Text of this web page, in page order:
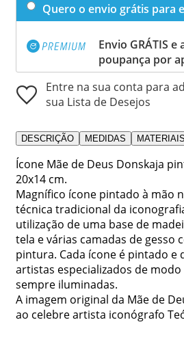
Quero o envio grátis para
Envio GRÁTIS e
poupança por
Entre na sua conta para
sua Lista de Desejos
DESCRIÇÃO MEDIDAS MATERIAIS
Ícone Mãe de Deus Donskaja
20x14 cm.
Magnífico ícone pintado à mão
técnica tradicional da
utilização de uma base de
tela e várias camadas de gesso
pintura. Cada ícone é pintado e
artistas especializados de
sempre iluminadas.
A imagem original da Mãe de
ao celebre artista iconógrafo